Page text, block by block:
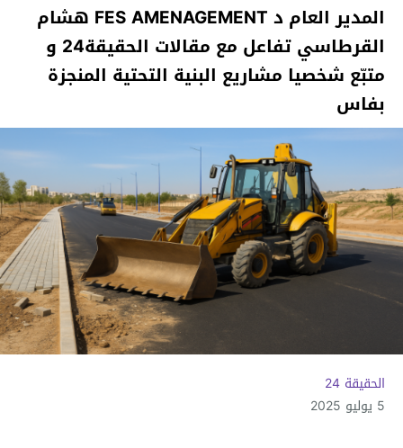
المدير العام د FES AMENAGEMENT هشام
القرطاسي تفاعل مع مقالات الحقيقة24 و
متبّع شخصيا مشاريع البنية التحتية المنجزة
بفاس
الحقيقة 24
5 يوليو 2025